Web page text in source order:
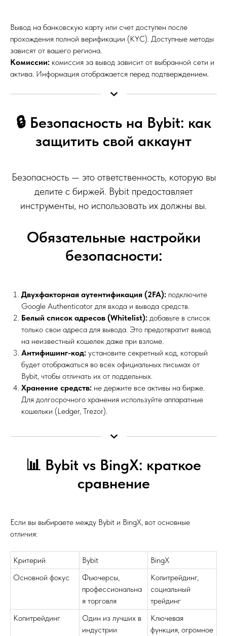
Вывод на банковскую карту или счет доступен после
прохождения полной верификации (KYC). Доступные методы
зависят от вашего региона.
Комиссии: комиссия за вывод зависит от выбранной сети и
актива. Информация отображается перед подтверждением.
🔒 Безопасность на Bybit: как
защитить свой аккаунт
Безопасность — это ответственность, которую вы
делите с биржей. Bybit предоставляет
инструменты, но использовать их должны вы.
Обязательные настройки
безопасности:
Двухфакторная аутентификация (2FA): подключите
Google Authenticator для входа и вывода средств.
Белый список адресов (Whitelist): добавьте в список
только свои адреса для вывода. Это предотвратит вывод
на неизвестный кошелек даже при взломе.
Антифишинг-код: установите секретный код, который
будет отображаться во всех официальных письмах от
Bybit, чтобы отличать их от поддельных.
Хранение средств: не держите все активы на бирже.
Для долгосрочного хранения используйте аппаратные
кошельки (Ledger, Trezor).
📊 Bybit vs BingX: краткое
сравнение
Если вы выбираете между Bybit и BingX, вот основные
отличия:
Критерий Bybit
BingX
Основной фокус
Фьючерсы,
профессиональна
я торговля
Копитрейдинг,
социальный
трейдинг
Копитрейдинг
Один из лучших в
индустрии
Ключевая
функция, огромное